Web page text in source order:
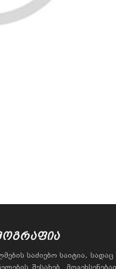
საძიებო საიტია,
შესახებ.